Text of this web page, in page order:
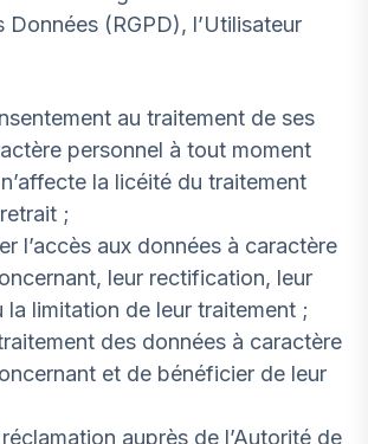
Données (RGPD), l’Utilisateur
au traitement de ses
personnel à tout moment
la licéité du traitement
;
l’accès aux données à caractère
leur rectification, leur
la limitation de leur traitement ;
des données à caractère
et de bénéficier de leur
auprès de l’Autorité de